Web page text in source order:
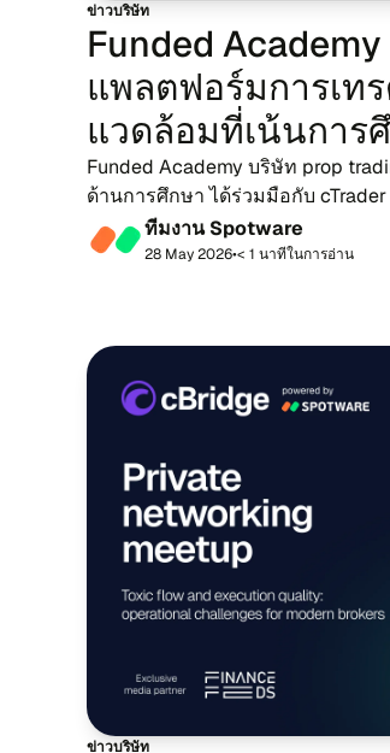
ข่าว​บริ​ษัท
Funded
แพลต​ฟอร์​ม​การ​เท
แวด​ล้อม​ที่​เน้น​การ​
Funded Academy บริ​ษัท prop
ด้าน​การ​ศึก​ษา ได้ร่วม​มือ​กับ
แพลต​ฟอร์​ม​การ​เท...
ที​ม​งาน Spotware
28 May 2026•< 1 นา​ที​ใน​กา​รอ่าน
ข่าว​บริ​ษัท